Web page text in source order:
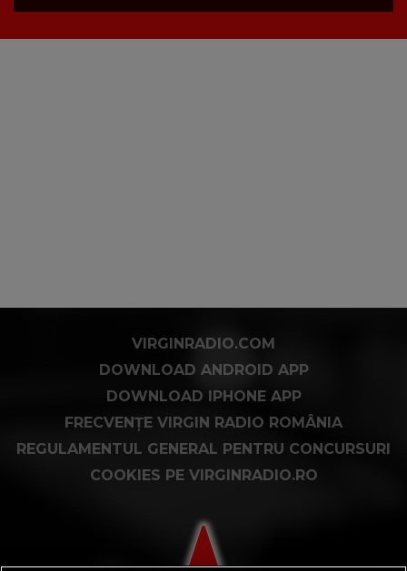
VIRGINRADIO.COM
DOWNLOAD ANDROID APP
DOWNLOAD IPHONE APP
FRECVENȚE VIRGIN RADIO ROMÂNIA
REGULAMENTUL GENERAL PENTRU CONCURSURI
COOKIES PE VIRGINRADIO.RO